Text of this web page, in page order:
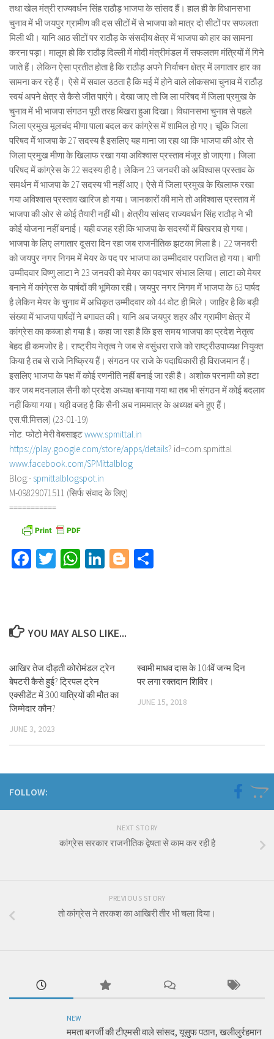
तथा खेल मंत्री राज्यवर्धन सिंह राठौड़ भाजपा के सांसद हैं। हाल ही के विधानसभा
चुनाव में भी जयपुर ग्रामीण की दस सीटों में से भाजपा को मात्र दो सीटों पर सफलता
मिली थी। यानि आठ सीटों पर राठौड़ के संसदीय क्षेत्र में भाजपा को हार का सामना
करना पड़ा। मालूम हो कि राठौड़ दिल्ली में मोदी मंत्रीमंडल में सफलतम मंत्रियों में गिने
जाते हैं। लेकिन ऐसा प्रतीत होता है कि राठौड़ अपने निर्वाचन क्षेत्र में लगातार हार का
सामना कर रहे हैं। ऐसे में सवाल उठता है कि मई में होने वाले लोकसभा चुनाव में राठौड़
स्वयं अपने क्षेत्र से कैसे जीत पाएंगे। देखा जाए तो जि ला परिषद में जिला प्रमुख के
चुनाव में भी भाजपा संगठन पूरी तरह बिखरा हुआ दिखा। विधानसभा चुनाव से पहले
जिला प्रमुख मूलचंद मीणा पाला बदल कर कांग्रेस में शामिल हो गए। चूंकि जिला
परिषद मेें भाजपा के 27 सदस्य है इसलिए यह माना जा रहा था कि भाजपा की ओर से
जिला प्रमुख मीणा के खिलाफ रखा गया अविश्वास प्रस्ताव मंजूर हो जाएगा। जिला
परिषद में कांग्रेस के 22 सदस्य ही है। लेकिन 23 जनवरी को अविश्वास प्रस्ताव के
समर्थन में भाजपा के 27 सदस्य भी नहीं आए। ऐसे में जिला प्रमुख के खिलाफ रखा
गया अविश्वास प्रस्ताव खारिज हो गया। जानकारों की माने तो अविश्वास प्रस्ताव में
भाजपा की ओर से कोई तैयारी नहीं थी। क्षेत्रीय सांसद राज्यवर्धन सिंह राठौड़ ने भी
कोई योजना नहीं बनाई। यही वजह रही कि भाजपा के सदस्यों में बिखराव हो गया।
भाजपा के लिए लगातार दूसरा दिन रहा जब राजनीतिक झटका मिला है। 22 जनवरी
को जयपुर नगर निगम में मेयर के पद पर भाजपा का उम्मीदवार पराजित हो गया। बागी
उम्मीदवार विष्णु लाटा ने 23 जनवरी को मेयर का पदभार संभाल लिया। लाटा को मेयर
बनाने में कांगे्रस के पार्षदों की भूमिका रही। जयपुर नगर निगम में भाजपा के 63 पार्षद
है लेकिन मेयर के चुनाव में अधिकृत उम्मीदवार को 44 वोट ही मिले। जाहिर है कि बड़ी
संख्या में भाजपा पार्षदों ने बगावत की। यानि अब जयपुर शहर और ग्रामीण क्षेत्र में
कांग्रेस का कब्जा हो गया है। कहा जा रहा है कि इस समय भाजपा का प्रदेश नेतृत्व
बेहद ही कमजोर है। राष्ट्रीय नेतृत्व ने जब से वसुंधरा राजे को राष्ट्रीउपाध्यक्ष नियुक्त
किया है तब से राजे निष्क्रिय हैं। संगठन पर राजे के पदाधिकारी ही विराजमान हैं।
इसलिए भाजपा के पक्ष में कोई रणनीति नहीं बनाई जा रही है। अशोक परनामी को हटा
कर जब मदनलाल सैनी को प्रदेश अध्यक्ष बनाया गया था तब भी संगठन में कोई बदलाव
नहीं किया गया। यही वजह है कि सैनी अब नाममात्र के अध्यक्ष बने हुए हैं।
एस.पी.मित्तल) (23-01-19)
नोट: फोटो मेरी वेबसाइटwww.spmittal.in
https://play.google.com/store/apps/details? id=com.spmittal
www.facebook.com/SPMittalblog
Blog:- spmittalblogspot.in
M-09829071511 (सिर्फ संवाद के लिए)
===========
Facebook
TwitterWhatsApp
LinkedIn
Blogger
YOU MAY ALSO LIKE...
आखिर तेज दौड़ती कोरोमंडल ट्रेन
बेपटरी कैसे हुई? ट्रिपल ट्रेन
एक्सीडेंट में 300 यात्रियों की मौत का
जिम्मेदार कौन?
JUNE 3, 2023
स्वामी माधव दास के 104वें जन्म दिन
पर लगा रक्तदान शिविर।
JUNE 15, 2018
FOLLOW:
NEXT STORY
कांग्रेस सरकार राजनीतिक द्वेषता से काम कर रही है
PREVIOUS STORY
तो कांग्रेस ने तरकश का आखिरी तीर भी चला दिया।
NEW
ममता बनर्जी की टीएमसी वाले सांसद, यूसुफ पठान, खलीलुर्रहमान